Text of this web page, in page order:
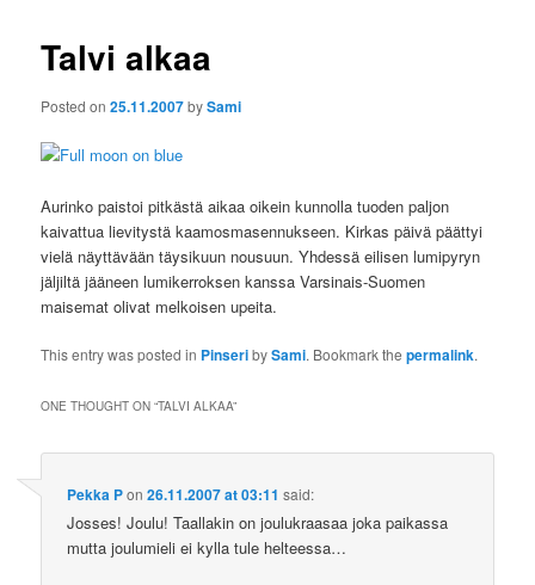
Talvi alkaa
Posted on25.11.2007bySami
Aurinko paistoi pitkästä aikaa oikein kunnolla tuoden paljon
kaivattua lievitystä kaamosmasennukseen. Kirkas päivä päättyi
vielä näyttävään täysikuun nousuun. Yhdessä eilisen lumipyryn
jäljiltä jääneen lumikerroksen kanssa Varsinais-Suomen
maisemat olivat melkoisen upeita.
This entry was posted in PinseribySami. Bookmark thepermalink.
ONE THOUGHT ON “TALVI ALKAA”
Pekka Pon26.11.2007 at 03:11 said:
Josses! Joulu! Taallakin on joulukraasaa joka paikassa
mutta joulumieli ei kylla tule helteessa…